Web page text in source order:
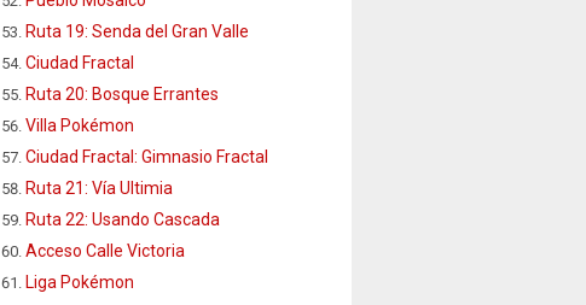
Ruta 19: Senda del Gran Valle
Ciudad Fractal
Ruta 20: Bosque Errantes
Villa Pokémon
Ciudad Fractal: Gimnasio Fractal
Ruta 21: Vía Ultimia
Ruta 22: Usando Cascada
Acceso Calle Victoria
Liga Pokémon